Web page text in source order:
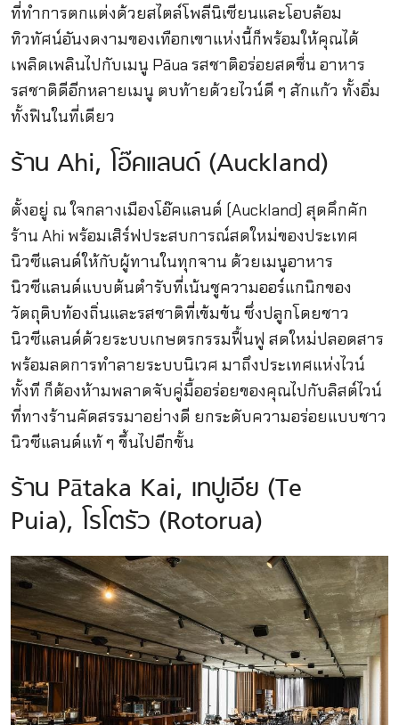
ที่ทำการตกแต่งด้วยสไตล์โพลีนิเซียนและโอบล้อม
ทิวทัศน์อันงดงามของเทือกเขาแห่งนี้ก็พร้อมให้คุณได้
เพลิดเพลินไปกับเมนู Pāua รสชาติอร่อยสดชื่น อาหาร
รสชาติดีอีกหลายเมนู ตบท้ายด้วยไวน์ดี ๆ สักแก้ว ทั้งอิ่ม
ทั้งฟินในที่เดียว
ร้าน Ahi, โอ๊คแลนด์ (Auckland)
ตั้งอยู่ ณ ใจกลางเมืองโอ๊คแลนด์ (Auckland) สุดคึกคัก
ร้าน Ahi พร้อมเสิร์ฟประสบการณ์สดใหม่ของประเทศ
นิวซีแลนด์ให้กับผู้ทานในทุกจาน ด้วยเมนูอาหาร
นิวซีแลนด์แบบต้นตำรับที่เน้นชูความออร์แกนิกของ
วัตถุดิบท้องถิ่นและรสชาติที่เข้มข้น ซึ่งปลูกโดยชาว
นิวซีแลนด์ด้วยระบบเกษตรกรรมฟื้นฟู สดใหม่ปลอดสาร
พร้อมลดการทำลายระบบนิเวศ มาถึงประเทศแห่งไวน์
ทั้งที ก็ต้องห้ามพลาดจับคู่มื้ออร่อยของคุณไปกับลิสต์ไวน์
ที่ทางร้านคัดสรรมาอย่างดี ยกระดับความอร่อยแบบชาว
นิวซีแลนด์แท้ ๆ ขึ้นไปอีกขั้น
ร้าน Pātaka Kai, เทปูเอีย (Te
Puia), โรโตรัว (Rotorua)